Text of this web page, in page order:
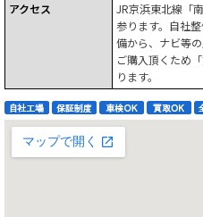
アクセス
JR京浜東北線「
参ります。自社
備から、ナビ等
ご購入頂くため
ります。